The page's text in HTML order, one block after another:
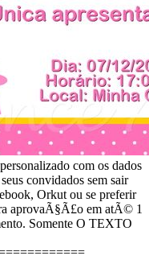
com os dados
convidados sem sair
Orkut ou se preferir
aprovaÃ§Ã£o em atÃ© 1
Somente O TEXTO